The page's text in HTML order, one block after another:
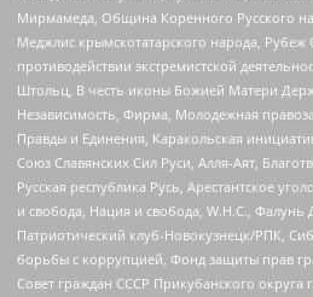
Мирмамеда, Община Коренного Русского
Меджлис крымскотатарского народа,
противодействии экстремистской
Штольц, В честь иконы Божией Матери
Независимость, Фирма, Молодежная
Правды и Единения, Каракольская
Союз Славянских Сил Руси, Алля-Аят,
Русская республика Русь, Арестантское
и свобода, Нация и свобода, W.H.С.,
Патриотический клуб-Новокузнецк/РПК,
борьбы с коррупцией, Фонд защиты прав
Совет граждан СССР Прикубанского округа